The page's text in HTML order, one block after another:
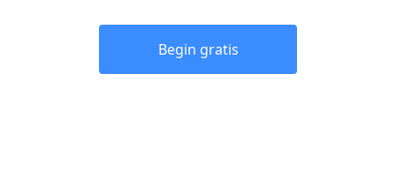
Begin gratis